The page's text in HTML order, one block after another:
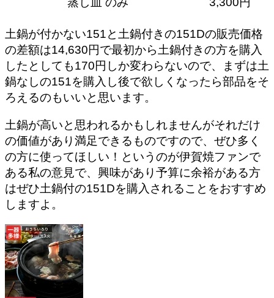
土鍋が付かない151と土鍋付きの151Dの販売価格
の差額は14,630円で最初から土鍋付きの方を購入
したとしても170円しか変わらないので、まずは土
鍋なしの151を購入し後で欲しくなったら部品をそ
ろえるのもいいと思います。
土鍋が高いと思われるかもしれませんがそれだけ
の価値があり満足できるものですので、ぜひ多く
の方に使ってほしい！というのが伊賀焼ファンで
ある私の意見で、興味があり予算に余裕がある方
はぜひ土鍋付の151Dを購入されることをおすすめ
しますよ。